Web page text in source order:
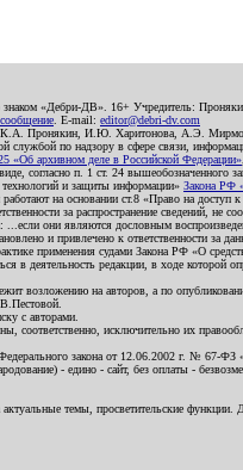
знаком «Дебри-ДВ». 16+ Учредитель:
. E-mail: editor@debri-dv.com
К.А. Пронякин, И.Ю. Харитонова,
службой по надзору в сфере связи,
«Об архивном деле в Российской Федерации»
согласно п. 1 ст. 24 вышеобозначенного
и защиты информации» Закона РФ
на основании ст.8 «Право на доступ
за распространение сведений,
они являются дословным
и привлечено к ответственности за
применения судами Закона РФ «О
деятельность редакции, в ходе которой
возложению на авторов, а по
с авторами.
соответственно, исключительно их
закона от 12.06.2002 г. № 67-
- едино - сайт, без оплаты -
темы, просветительские